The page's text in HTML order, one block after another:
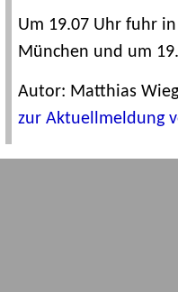
Um 19.07 Uhr fuhr
München und um
Autor: Matthias
zur Aktuellmeldung